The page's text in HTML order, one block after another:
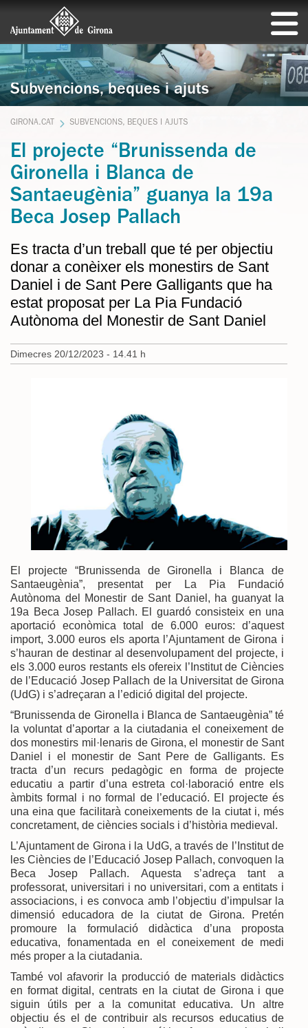
Subvencions, beques i ajuts
GIRONA.CAT SUBVENCIONS, BEQUES I AJUTS
El projecte “Brunissenda de
Gironella i Blanca de
Santaeugènia” guanya la 19a
Beca Josep Pallach
Es tracta d’un treball que té per objectiu
donar a conèixer els monestirs de Sant
Daniel i de Sant Pere Galligants que ha
estat proposat per La Pia Fundació
Autònoma del Monestir de Sant Daniel
Dimecres 20/12/2023 - 14.41 h
El projecte “Brunissenda de Gironella i Blanca de
Santaeugènia”, presentat per La Pia Fundació
Autònoma del Monestir de Sant Daniel, ha guanyat la
19a Beca Josep Pallach. El guardó consisteix en una
aportació econòmica total de 6.000 euros: d’aquest
import, 3.000 euros els aporta l’Ajuntament de Girona i
s’hauran de destinar al desenvolupament del projecte, i
els 3.000 euros restants els ofereix l’Institut de Ciències
de l’Educació Josep Pallach de la Universitat de Girona
(UdG) i s’adreçaran a l’edició digital del projecte.
“Brunissenda de Gironella i Blanca de Santaeugènia” té
la voluntat d’aportar a la ciutadania el coneixement de
dos monestirs mil·lenaris de Girona, el monestir de Sant
Daniel i el monestir de Sant Pere de Galligants. Es
tracta d’un recurs pedagògic en forma de projecte
educatiu a partir d’una estreta col·laboració entre els
àmbits formal i no formal de l’educació. El projecte és
una eina que facilitarà coneixements de la ciutat i, més
concretament, de ciències socials i d’història medieval.
L’Ajuntament de Girona i la UdG, a través de l’Institut de
les Ciències de l’Educació Josep Pallach, convoquen la
Beca Josep Pallach. Aquesta s’adreça tant a
professorat, universitari i no universitari, com a entitats i
associacions, i es convoca amb l’objectiu d’impulsar la
dimensió educadora de la ciutat de Girona. Pretén
promoure la formulació didàctica d’una proposta
educativa, fonamentada en el coneixement de medi
més proper a la ciutadania.
També vol afavorir la producció de materials didàctics
en format digital, centrats en la ciutat de Girona i que
siguin útils per a la comunitat educativa. Un altre
objectiu és el de contribuir als recursos educatius de